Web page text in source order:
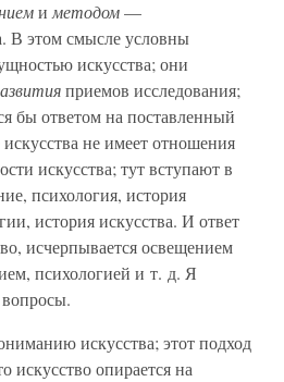
и методом—
В этом смысле условны
искусства; они
приемов исследования;
бы ответом на поставленный
не имеет отношения
искусства; тут вступают в
психология, история
история искусства. И ответ
исчерпывается освещением
психологией и т. д. Я
искусства; этот подход
искусство опирается на